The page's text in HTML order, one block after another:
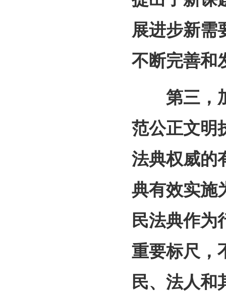
展进步新需
不断完善和
第三，加
范公正文明
法典权威的
典有效实施
民法典作为
重要标尺，
民、法人和